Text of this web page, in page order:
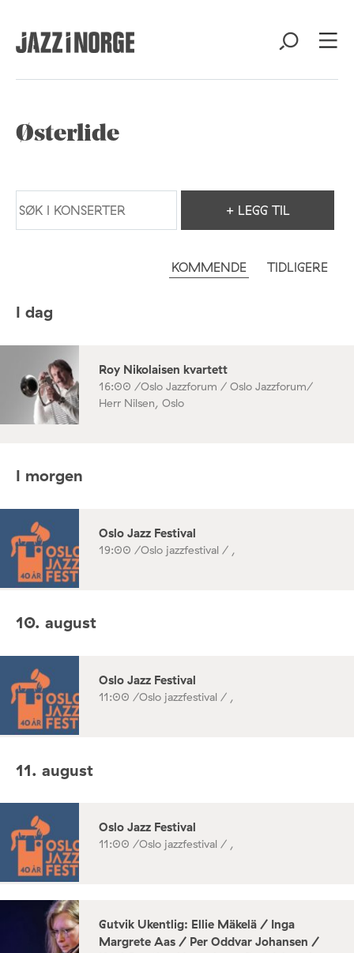
Østerlide
+ LEGG TIL
KOMMENDE TIDLIGERE
I dag
Roy Nikolaisen kvartett
16:00 /Oslo Jazzforum / Oslo Jazzforum/
Herr Nilsen, Oslo
I morgen
Oslo Jazz Festival
19:00 /Oslo jazzfestival / ,
10. august
Oslo Jazz Festival
11:00 /Oslo jazzfestival / ,
11. august
Oslo Jazz Festival
11:00 /Oslo jazzfestival / ,
Gutvik Ukentlig: Ellie Mäkelä / Inga
Margrete Aas / Per Oddvar Johansen /